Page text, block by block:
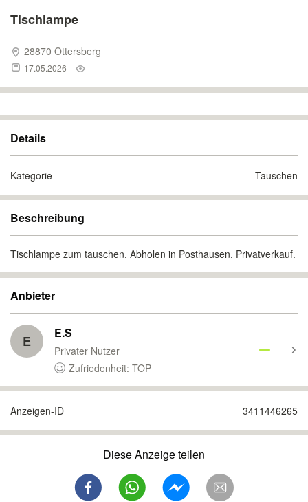
Tischlampe
28870 Ottersberg
17.05.2026
Details
Kategorie Tauschen
Beschreibung
Tischlampe zum tauschen. Abholen in Posthausen. Privatverkauf.
Anbieter
E E.S
Privater Nutzer
Zufriedenheit: TOP
Anzeigen-ID 3411446265
Diese Anzeige teilen